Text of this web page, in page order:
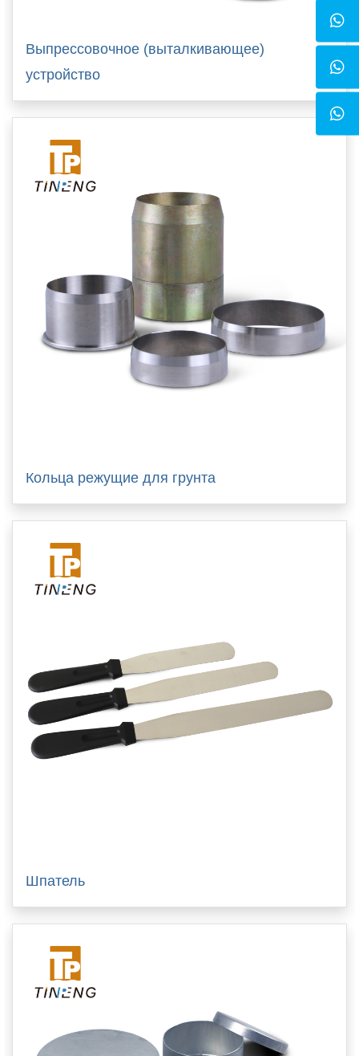
Выпрессовочное (выталкивающее)
устройство
Кольца режущие для грунта
Шпатель